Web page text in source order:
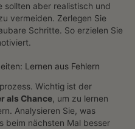
sollten aber realistisch und
vermeiden. Zerlegen Sie
Schritte. So erzielen Sie
Lernen aus Fehlern
Wichtig ist der
als Chance, um zu lernen
Analysieren Sie, was
beim nächsten Mal besser